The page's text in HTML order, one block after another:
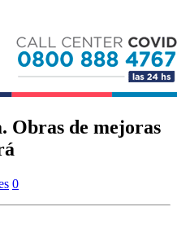
Obras de mejoras
0